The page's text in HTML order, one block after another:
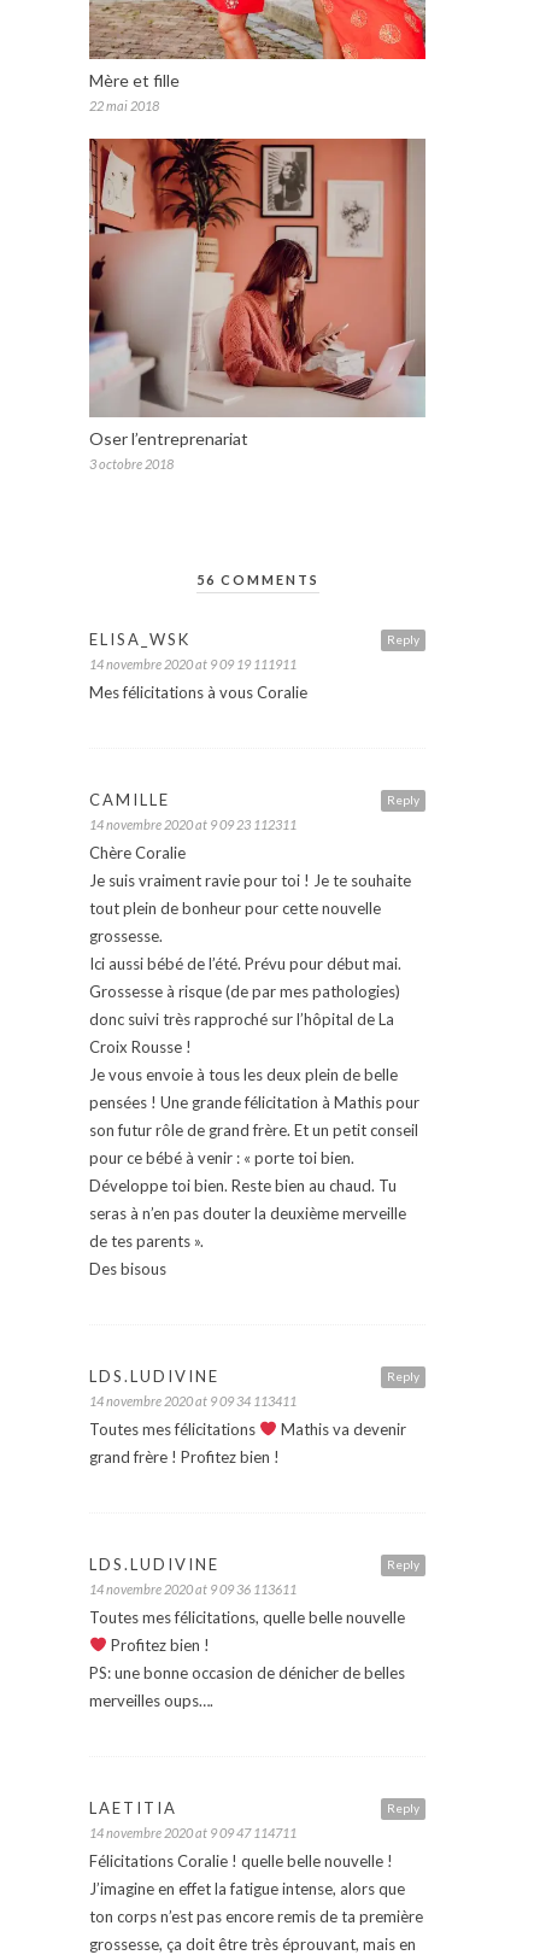
Mère et fille
22 mai 2018
Oser l’entreprenariat
3 octobre 2018
56 COMMENTS
Reply
ELISA_WSK
14 novembre 2020 at 9 09 19 111911
Mes félicitations à vous Coralie
Reply
CAMILLE
14 novembre 2020 at 9 09 23 112311
Chère Coralie
Je suis vraiment ravie pour toi ! Je te souhaite
tout plein de bonheur pour cette nouvelle
grossesse.
Ici aussi bébé de l’été. Prévu pour début mai.
Grossesse à risque (de par mes pathologies)
donc suivi très rapproché sur l’hôpital de La
Croix Rousse !
Je vous envoie à tous les deux plein de belle
pensées ! Une grande félicitation à Mathis pour
son futur rôle de grand frère. Et un petit conseil
pour ce bébé à venir : « porte toi bien.
Développe toi bien. Reste bien au chaud. Tu
seras à n’en pas douter la deuxième merveille
de tes parents ».
Des bisous
Reply
LDS.LUDIVINE
14 novembre 2020 at 9 09 34 113411
Toutes mes félicitations
Mathis va devenir
grand frère ! Profitez bien !
Reply
LDS.LUDIVINE
14 novembre 2020 at 9 09 36 113611
Toutes mes félicitations, quelle belle nouvelle
Profitez bien !
PS: une bonne occasion de dénicher de belles
merveilles oups….
Reply
LAETITIA
14 novembre 2020 at 9 09 47 114711
Félicitations Coralie ! quelle belle nouvelle !
J’imagine en effet la fatigue intense, alors que
ton corps n’est pas encore remis de ta première
grossesse, ça doit être très éprouvant, mais en